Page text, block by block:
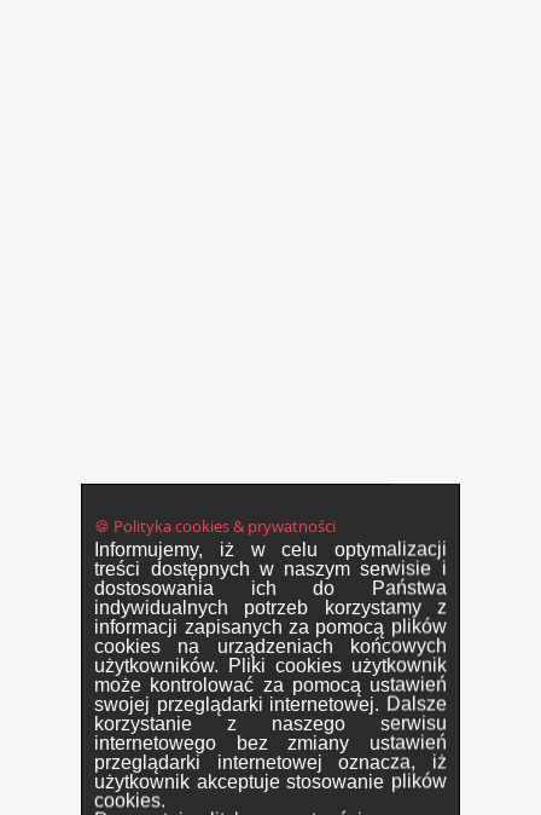
🍪 Polityka cookies & prywatności
Informujemy, iż w celu optymalizacji
treści dostępnych w naszym serwisie i
dostosowania ich do Państwa
indywidualnych potrzeb korzystamy z
informacji zapisanych za pomocą plików
cookies na urządzeniach końcowych
użytkowników. Pliki cookies użytkownik
może kontrolować za pomocą ustawień
swojej przeglądarki internetowej. Dalsze
korzystanie z naszego serwisu
internetowego bez zmiany ustawień
przeglądarki internetowej oznacza, iż
użytkownik akceptuje stosowanie plików
cookies.